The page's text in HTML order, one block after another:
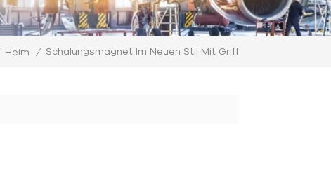
Heim / Schalungsmagnet Im Neuen Stil Mit Griff